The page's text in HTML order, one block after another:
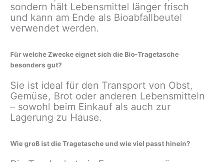
sondern hält Lebensmittel länger frisch
und kann am Ende als Bioabfallbeutel
verwendet werden.
Für welche Zwecke eignet sich die Bio-Tragetasche
besonders gut?
Sie ist ideal für den Transport von Obst,
Gemüse, Brot oder anderen Lebensmitteln
– sowohl beim Einkauf als auch zur
Lagerung zu Hause.
Wie groß ist die Tragetasche und wie viel passt hinein?